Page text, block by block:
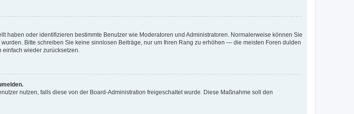
haben oder identifizieren bestimmte Benutzer wie Moderatoren und Administratoren. Normalerweise können Sie
Bitte schreiben Sie keine sinnlosen Beiträge, nur um Ihren Rang zu erhöhen — die meisten Foren dulden
wieder zurücksetzen.
nutzen, falls diese von der Board-Administration freigeschaltet wurde. Diese Maßnahme soll den